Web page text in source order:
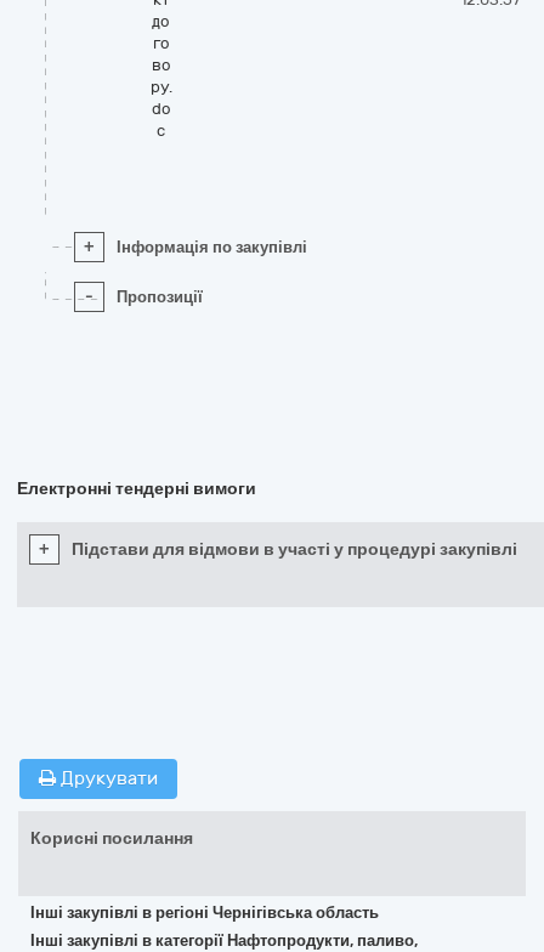
до
го
во
ру.
do
c
+ Інформація по закупівлі
- Пропозиції
Електронні тендерні вимоги
+ Підстави для відмови в участі у процедурі закупівлі
Друкувати
Корисні посилання
Інші закупівлі в регіоні Чернігівська область
Інші закупівлі в категорії Нафтопродукти, паливо,